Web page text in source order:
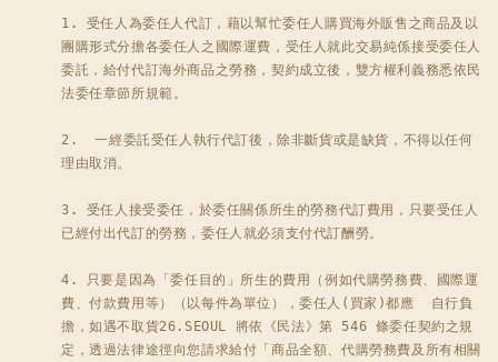
1. 受任人為委任人代訂，藉以幫忙委任人購買海外販售之商品及以
團購形式分擔各委任人之國際運費，受任人就此交易純係接受委任人
委託，給付代訂海外商品之勞務，契約成立後，雙方權利義務悉依民
法委任章節所規範。
2.  一經委託受任人執行代訂後，除非斷貨或是缺貨，不得以任何
理由取消。
3. 受任人接受委任，於委任關係所生的勞務代訂費用，只要受任人
已經付出代訂的勞務，委任人就必須支付代訂酬勞。
4. 只要是因為「委任目的」所生的費用（例如代購勞務費、國際運
費、付款費用等）（以每件為單位），委任人(買家)都應  自行負
擔，如遇不取貨26.SEOUL 將依《民法》第 546 條委任契約之規
定，透過法律途徑向您請求給付「商品全額、代購勞務費及所有相關